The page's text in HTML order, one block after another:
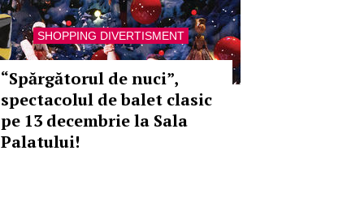
SHOPPING DIVERTISMENT
“Spărgătorul de nuci”,
spectacolul de balet clasic
pe 13 decembrie la Sala
Palatului!